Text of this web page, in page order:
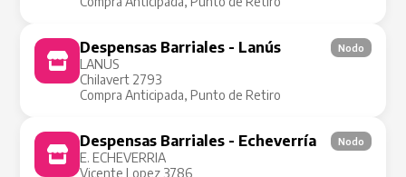
Despensas Barriales - Lanús
LANUS
Chilavert 2793
Compra Anticipada, Punto de Retiro
Nodo
Despensas Barriales - Echeverría
E. ECHEVERRIA
Vicente Lopez 3786
Nodo